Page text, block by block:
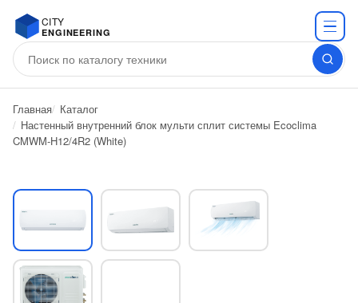
CITY
ENGINEERING
Главная Каталог
Настенный внутренний блок мульти сплит системы Ecoclima
CMWM-H12/4R2 (White)